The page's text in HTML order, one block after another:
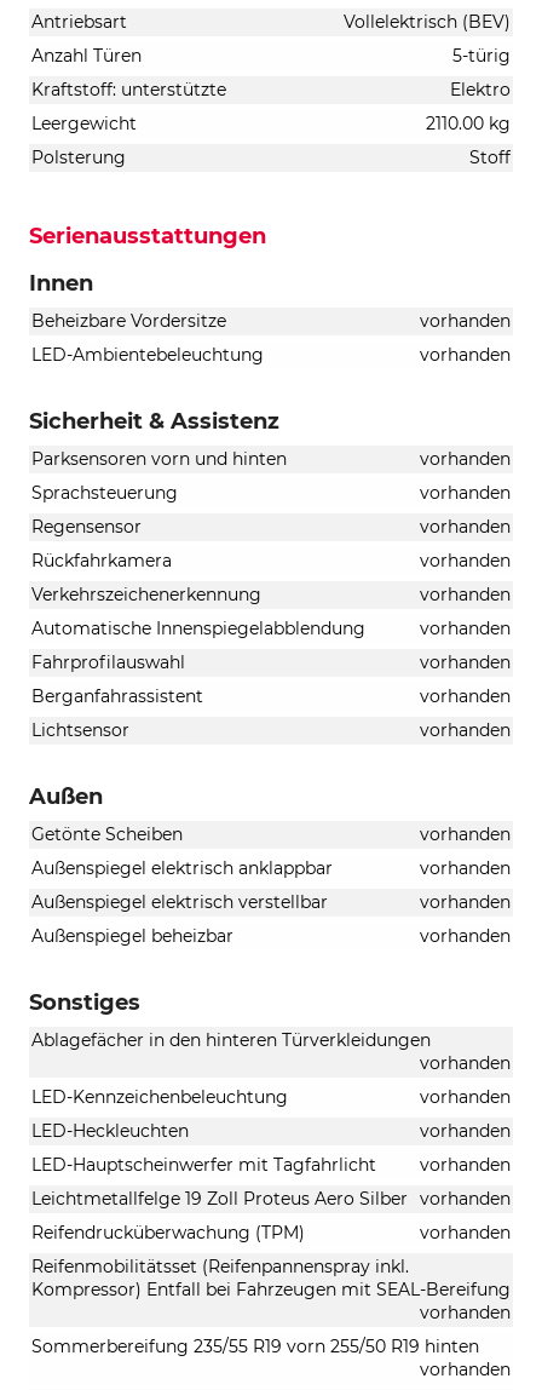
Antriebsart
Vollelektrisch (BEV)
Anzahl Türen
5-türig
Kraftstoff: unterstützte
Elektro
Leergewicht
2110.00 kg
Polsterung
Stoff
Serienausstattungen
Innen
Beheizbare Vordersitze
vorhanden
LED-Ambientebeleuchtung
vorhanden
Sicherheit & Assistenz
Parksensoren vorn und hinten
vorhanden
Sprachsteuerung
vorhanden
Regensensor
vorhanden
Rückfahrkamera
vorhanden
Verkehrszeichenerkennung
vorhanden
Automatische Innenspiegelabblendung
vorhanden
Fahrprofilauswahl
vorhanden
Berganfahrassistent
vorhanden
Lichtsensor
vorhanden
Außen
Getönte Scheiben
vorhanden
Außenspiegel elektrisch anklappbar
vorhanden
Außenspiegel elektrisch verstellbar
vorhanden
Außenspiegel beheizbar
vorhanden
Sonstiges
Ablagefächer in den hinteren Türverkleidungen
vorhanden
LED-Kennzeichenbeleuchtung
vorhanden
LED-Heckleuchten
vorhanden
LED-Hauptscheinwerfer mit Tagfahrlicht
vorhanden
Leichtmetallfelge 19 Zoll Proteus Aero Silber
vorhanden
Reifendrucküberwachung (TPM)
vorhanden
Reifenmobilitätsset (Reifenpannenspray inkl.
Kompressor) Entfall bei Fahrzeugen mit SEAL-Bereifung
vorhanden
Sommerbereifung 235/55 R19 vorn 255/50 R19 hinten
vorhanden